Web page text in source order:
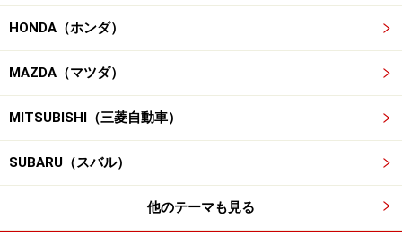
HONDA（ホンダ）
MAZDA（マツダ）
MITSUBISHI（三菱自動車）
SUBARU（スバル）
他のテーマも見る